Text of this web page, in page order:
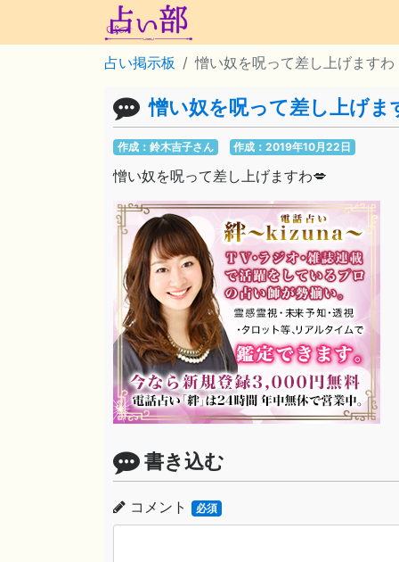
占い掲示板 憎い奴を呪って差し上げますわ
憎い奴を呪って差し上げま
作成：鈴木吉子さん 作成：2019年10月22日
憎い奴を呪って差し上げますわ💋
書き込む
コメント 必須